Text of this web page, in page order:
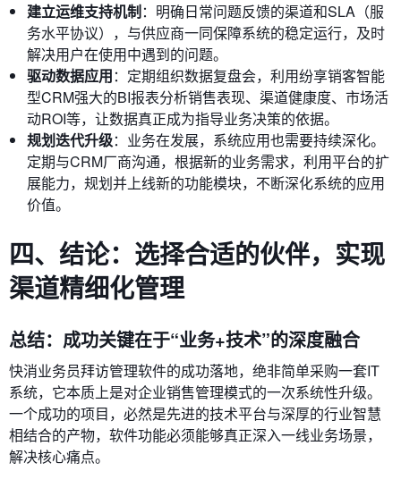
建立运维支持机制：明确日常问题反馈的渠道和SLA（服
务水平协议），与供应商一同保障系统的稳定运行，及时
解决用户在使用中遇到的问题。
驱动数据应用：定期组织数据复盘会，利用纷享销客智能
型CRM强大的BI报表分析销售表现、渠道健康度、市场活
动ROI等，让数据真正成为指导业务决策的依据。
规划迭代升级：业务在发展，系统应用也需要持续深化。
定期与CRM厂商沟通，根据新的业务需求，利用平台的扩
展能力，规划并上线新的功能模块，不断深化系统的应用
价值。
四、结论：选择合适的伙伴，实现
渠道精细化管理
总结：成功关键在于“业务+技术”的深度融合
快消业务员拜访管理软件的成功落地，绝非简单采购一套IT
系统，它本质上是对企业销售管理模式的一次系统性升级。
一个成功的项目，必然是先进的技术平台与深厚的行业智慧
相结合的产物，软件功能必须能够真正深入一线业务场景，
解决核心痛点。